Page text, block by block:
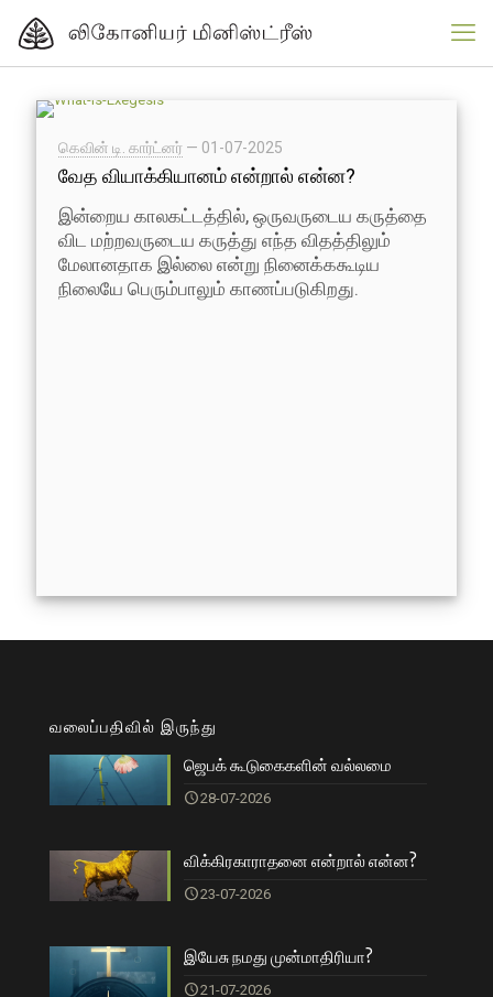
கெவின் டி. கார்ட்னர் — 01-07-2025
வேத வியாக்கியானம் என்றால் என்ன?
இன்றைய காலகட்டத்தில், ஒருவருடைய கருத்தை
விட மற்றவருடைய கருத்து எந்த விதத்திலும்
மேலானதாக இல்லை என்று நினைக்ககூடிய
நிலையே பெரும்பாலும் காணப்படுகிறது.
வலைப்பதிவில் இருந்து
ஜெபக் கூடுகைகளின் வல்லமை
28-07-2026
விக்கிரகாராதனை என்றால் என்ன?
23-07-2026
இயேசு நமது முன்மாதிரியா?
21-07-2026